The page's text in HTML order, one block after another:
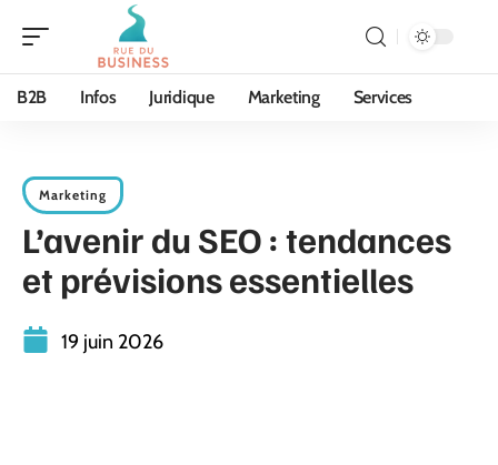
B2B Infos Juridique Marketing Services
Marketing
L’avenir du SEO : tendances
et prévisions essentielles
19 juin 2026